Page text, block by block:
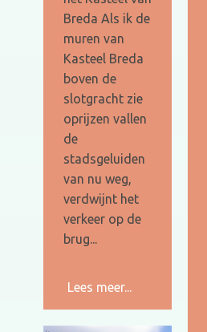
Breda Als ik de
muren van
Kasteel Breda
boven de
slotgracht zie
oprijzen vallen
de
stadsgeluiden
van nu weg,
verdwijnt het
verkeer op de
brug...
Lees meer...